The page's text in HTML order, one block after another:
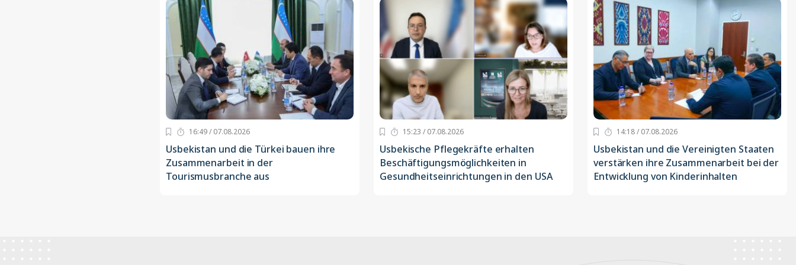
16:49 / 07.08.2026
Usbekistan und die Türkei bauen ihre
Zusammenarbeit in der
Tourismusbranche aus
15:23 / 07.08.2026
Usbekische Pflegekräfte erhalten
Beschäftigungsmöglichkeiten in
Gesundheitseinrichtungen in den USA
14:18 / 07.08.2026
Usbekistan und die Vereinigten Staaten
verstärken ihre Zusammenarbeit bei der
Entwicklung von Kinderinhalten